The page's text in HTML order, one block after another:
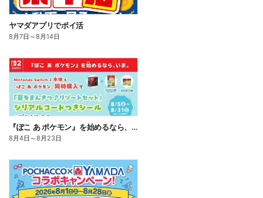
ヤマダアプリでポイ活
8月7日 ～8月14日
『ぽこ あ ポケモン』を始めるなら、いま。
8月4日 ～8月23日